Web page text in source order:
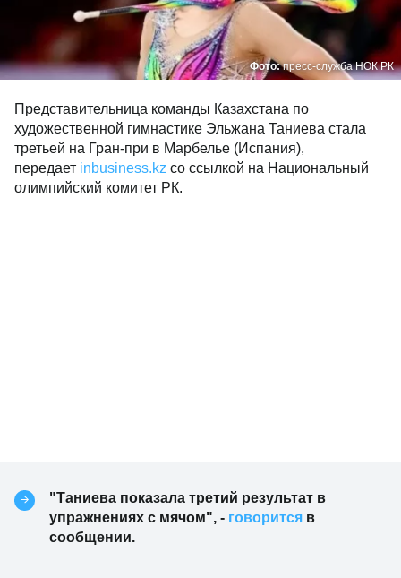
Фото:пресс-служба НОК РК
Представительница команды Казахстана по
художественной гимнастике Эльжана Таниева стала
третьей на Гран-при в Марбелье (Испания),
передает inbusiness.kz со ссылкой на Национальный
олимпийский комитет РК.
"Таниева показала третий результат в
упражнениях с мячом", - говорится в
сообщении.